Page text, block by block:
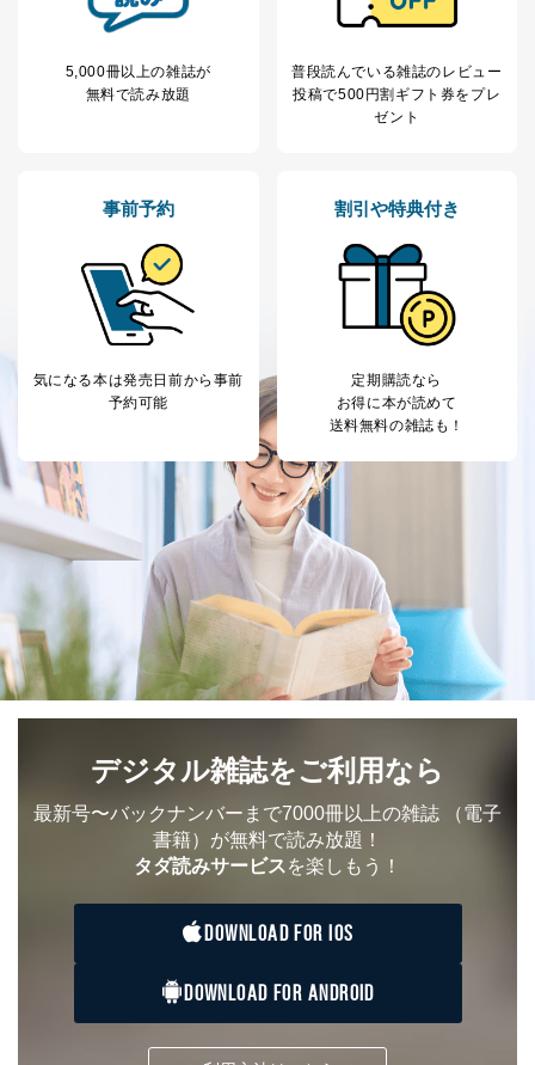
で、訂正、追加、変更を行っていただくことが出来ま
す。マイページをご利用いただけない方、その他の方に
ただいた個人情報のうち、市町村などの名称および郵便
番号、金融機関の名称あるいはクレジットカードの有効
期限など、商品のお届けやご請求を行う上で支障がある
A.開示等の求めの申し出先、提出していただく書面等
し付けください。開示等の求めに際して提出していただ
く書面等については、その際にご案内いたします。
■電話による場合
TEL:0570-200-223
係
受付時間：10:00～17:00（土、日、祝、年末年始休業）
e-mail：
cs@fujisan.co.jp
B.開示等の対応に際して、以下記載の項目のうち2項目
以上での本人確認を実施させていただきます。
商品を購入された個人のお客様：氏名、住所、電話番
号、顧客番号、メールアドレス
商品を購入された法人のお客様：氏名、会社名、部署
名、会社住所、電話番号、顧客番号、メールアドレス
採用に応募された方：氏名、住所、所属学校（会社）
名
お取引先様：会社名、部署名、氏名、住所
C.代理人様による開示等のご請求
合は、前項の書類に加えて、下記書類をご同封くださ
委任状
録証明書を添付してください。
代理人様が親権者などの法定代理人の場合は、委任
しくは抄本、または住民票をご提出いただくことも
下記書類のうち、いずれかを同封してください。
5,000冊以上の雑誌が
無料で読み放題
普段読んでいる雑誌のレビュー
投稿で500円割ギフト券をプレ
ゼント
事前予約
気になる本は発売日前から事前
予約可能
割引や特典付き
定期購読なら
お得に本が読めて
送料無料の雑誌も！
デジタル雑誌をご利用なら
最新号〜バックナンバーまで7000冊以上の雑誌 （電子
書籍）が無料で読み放題！
タダ読みサービスを楽しもう！
DOWNLOAD FOR IOS
DOWNLOAD FOR ANDROID